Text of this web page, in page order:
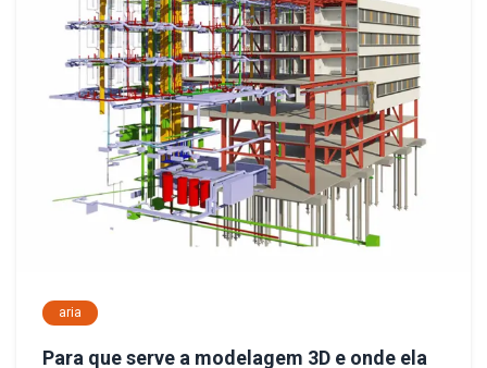
aria
Para que serve a modelagem 3D e onde ela